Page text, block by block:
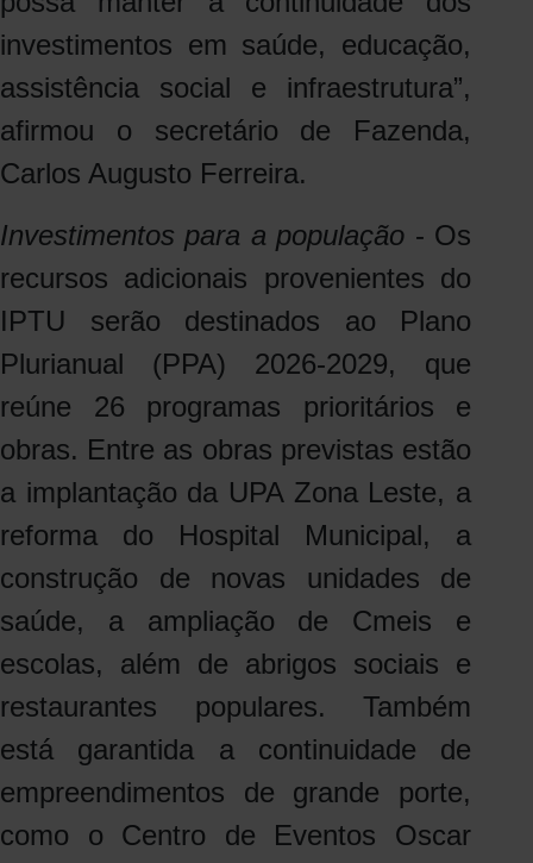
investimentos em saúde, educação,
assistência social e infraestrutura”,
afirmou o secretário de Fazenda,
Carlos Augusto Ferreira.
Investimentos para a população - Os
recursos adicionais provenientes do
IPTU serão destinados ao Plano
Plurianual (PPA) 2026-2029, que
reúne 26 programas prioritários e
obras. Entre as obras previstas estão
a implantação da UPA Zona Leste, a
reforma do Hospital Municipal, a
construção de novas unidades de
saúde, a ampliação de Cmeis e
escolas, além de abrigos sociais e
restaurantes populares. Também
está garantida a continuidade de
empreendimentos de grande porte,
como o Centro de Eventos Oscar